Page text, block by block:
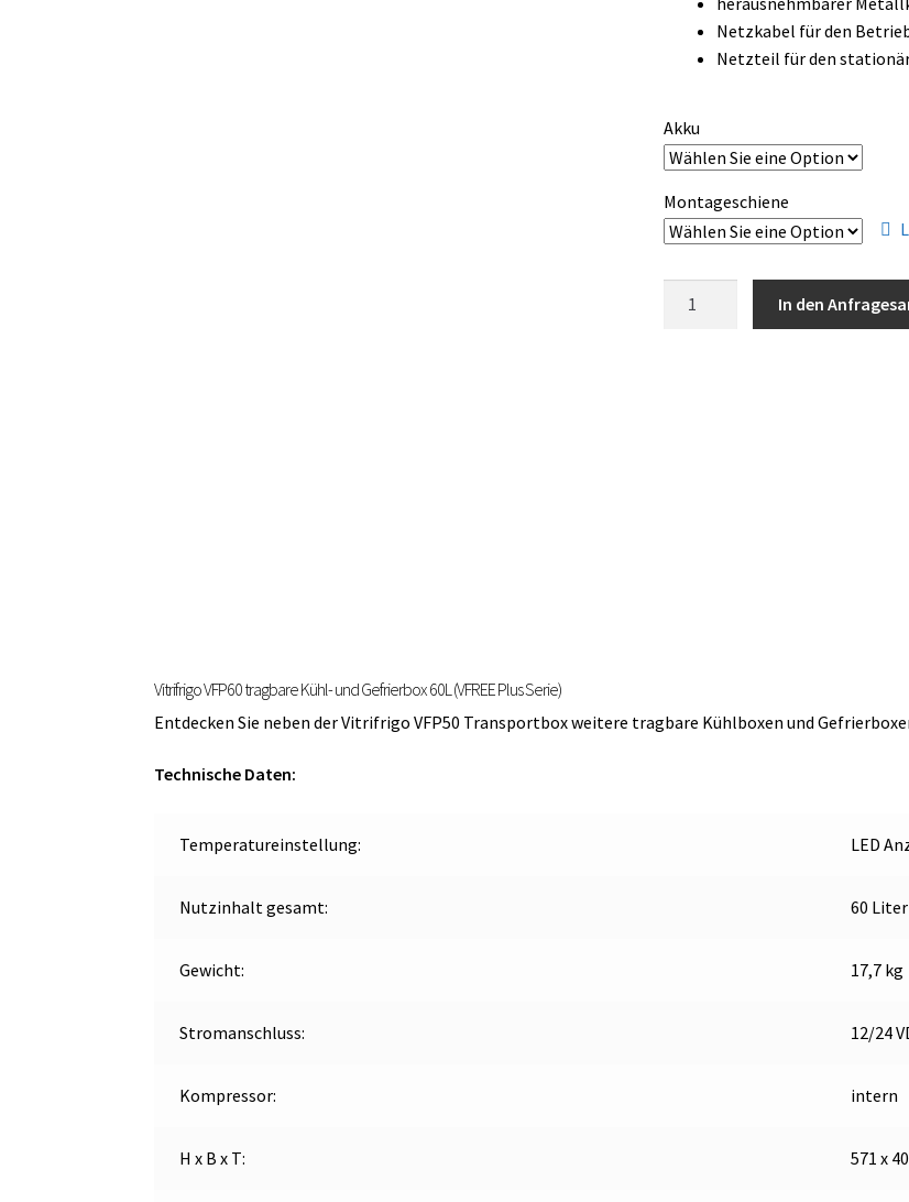
Netzkabel für den
Netzteil für den
Akku
Montageschiene
In den
Vitrifrigo VFP60 tragbare Kühl- und Gefrierbox 60L (VFREE Plus Serie)
Entdecken Sie neben der Vitrifrigo VFP50 Transportbox weitere tragbare Kühlboxen und
Technische Daten:
Temperatureinstellung: LED
Nutzinhalt gesamt: 60 Liter
Gewicht: 17,7 kg
Stromanschluss: 12/24
Kompressor: intern
H x B x T: 571 x